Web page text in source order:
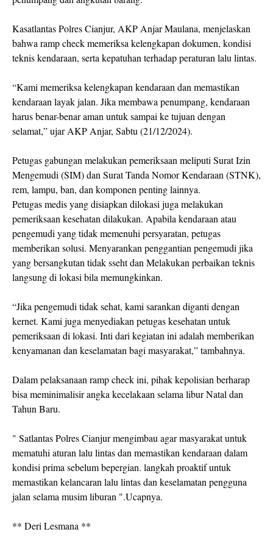
Kasatlantas Polres Cianjur, AKP Anjar Maulana, menjelaskan
bahwa ramp check memeriksa kelengkapan dokumen, kondisi
teknis kendaraan, serta kepatuhan terhadap peraturan lalu lintas.
“Kami memeriksa kelengkapan kendaraan dan memastikan
kendaraan layak jalan. Jika membawa penumpang, kendaraan
harus benar-benar aman untuk sampai ke tujuan dengan
selamat,” ujar AKP Anjar, Sabtu (21/12/2024).
Petugas gabungan melakukan pemeriksaan meliputi Surat Izin
Mengemudi (SIM) dan Surat Tanda Nomor Kendaraan (STNK),
rem, lampu, ban, dan komponen penting lainnya.
Petugas medis yang disiapkan dilokasi juga melakukan
pemeriksaan kesehatan dilakukan. Apabila kendaraan atau
pengemudi yang tidak memenuhi persyaratan, petugas
memberikan solusi. Menyarankan penggantian pengemudi jika
yang bersangkutan tidak sseht dan Melakukan perbaikan teknis
langsung di lokasi bila memungkinkan.
“Jika pengemudi tidak sehat, kami sarankan diganti dengan
kernet. Kami juga menyediakan petugas kesehatan untuk
pemeriksaan di lokasi. Inti dari kegiatan ini adalah memberikan
kenyamanan dan keselamatan bagi masyarakat,” tambahnya.
Dalam pelaksanaan ramp check ini, pihak kepolisian berharap
bisa meminimalisir angka kecelakaan selama libur Natal dan
Tahun Baru.
" Satlantas Polres Cianjur mengimbau agar masyarakat untuk
mematuhi aturan lalu lintas dan memastikan kendaraan dalam
kondisi prima sebelum bepergian. langkah proaktif untuk
memastikan kelancaran lalu lintas dan keselamatan pengguna
jalan selama musim liburan ".Ucapnya.
** Deri Lesmana **